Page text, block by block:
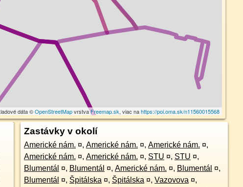
dáta ©OpenStreetMapvrstvaFreemap.sk, viac nahttps://poi.oma.sk/n11560015568
Zastávky v okolí
Americké nám. ¤, Americké nám. ¤, Americké nám. ¤,
Americké nám. ¤, Americké nám. ¤, STU ¤, STU ¤,
Blumentál ¤, Blumentál ¤, Americké nám. ¤, Blumentál ¤,
Blumentál ¤, Špitálska ¤, Špitálska ¤, Vazovova ¤,